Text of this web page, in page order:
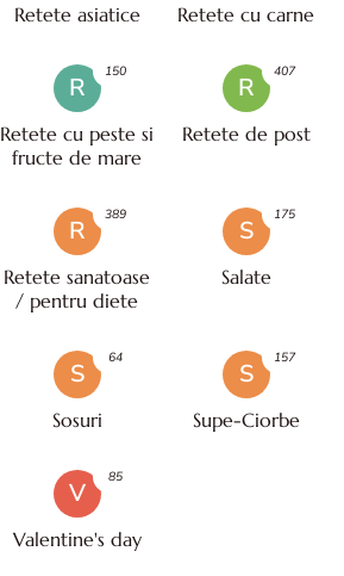
Retete asiatice Retete cu carne
R
Retete cu peste si
fructe de mare
150
R
Retete de post
407
R
Retete sanatoase
/ pentru diete
389
S
Salate
175
S
Sosuri
64
S
Supe-Ciorbe
157
V
Valentine's day
85